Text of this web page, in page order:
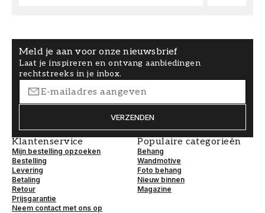
Meld je aan voor onze nieuwsbrief
Laat je inspireren en ontvang aanbiedingen
rechtstreeks in je inbox.
VERZENDEN
Klantenservice
Mijn bestelling opzoeken
Bestelling
Levering
Betaling
Retour
Prijsgarantie
Neem contact met ons op
Populaire categorieën
Behang
Wandmotive
Foto behang
Nieuw binnen
Magazine